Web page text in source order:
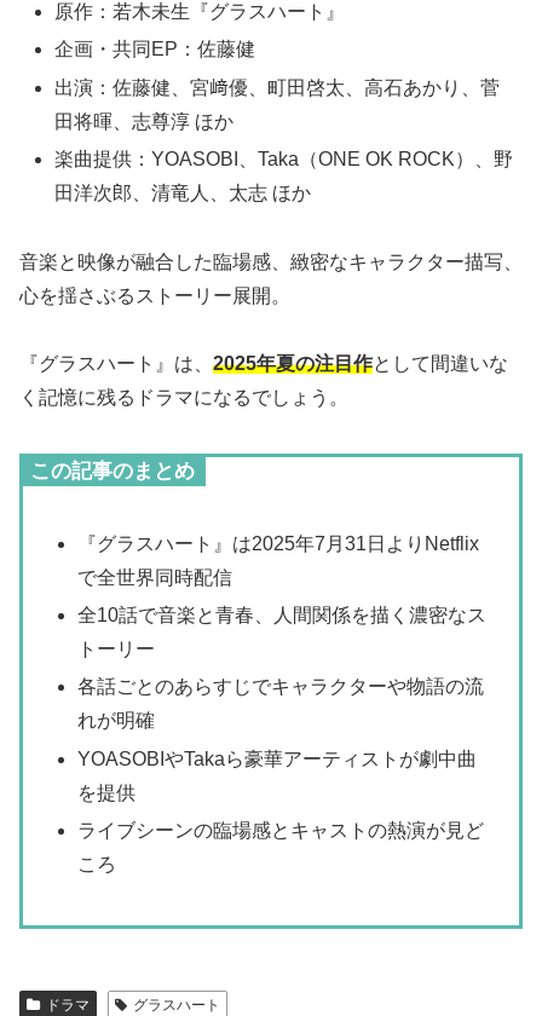
原作：若木未生『グラスハート』
企画・共同EP：佐藤健
出演：佐藤健、宮﨑優、町田啓太、高石あかり、菅
田将暉、志尊淳 ほか
楽曲提供：YOASOBI、Taka（ONE OK ROCK）、野
田洋次郎、清竜人、太志 ほか
音楽と映像が融合した臨場感、緻密なキャラクター描写、
心を揺さぶるストーリー展開。
『グラスハート』は、 2025年夏の注目作として間違いな
く記憶に残るドラマになるでしょう。
この記事のまとめ
『グラスハート』は2025年7月31日よりNetflix
で全世界同時配信
全10話で音楽と青春、人間関係を描く濃密なス
トーリー
各話ごとのあらすじでキャラクターや物語の流
れが明確
YOASOBIやTakaら豪華アーティストが劇中曲
を提供
ライブシーンの臨場感とキャストの熱演が見ど
ころ
ドラマ グラスハート